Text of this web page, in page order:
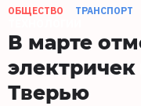
ОБЩЕСТВО ТРАНСПОРТ
В марте
Тверью